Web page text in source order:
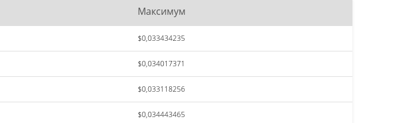
Максимум
$0,033434235
$0,034017371
$0,033118256
$0,034443465